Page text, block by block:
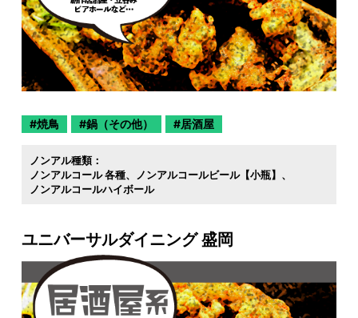
焼鳥 鍋（その他） 居酒屋
ノンアル種類：
ノンアルコール 各種
ノンアルコールビール【小瓶】
ノンアルコールハイボール
ユニバーサルダイニング 盛岡